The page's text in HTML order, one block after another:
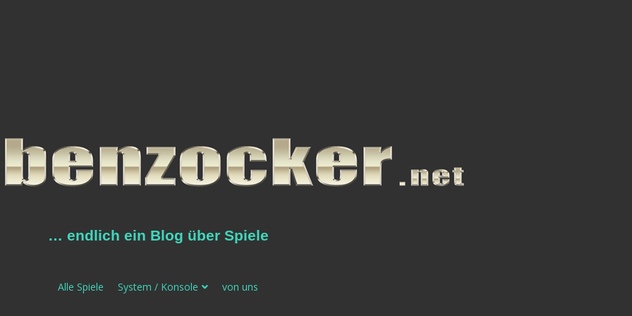
… endlich ein Blog über Spiele
Alle Spiele System / Konsole von uns